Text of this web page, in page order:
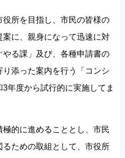
役所を目指し、市民の皆様の
に、親身になって迅速に対
る課」及び、各種申請書の
添った案内を行う「コンシ
年度から試行的に実施してま
的に進めることとし、市民
ための取組として、市役所